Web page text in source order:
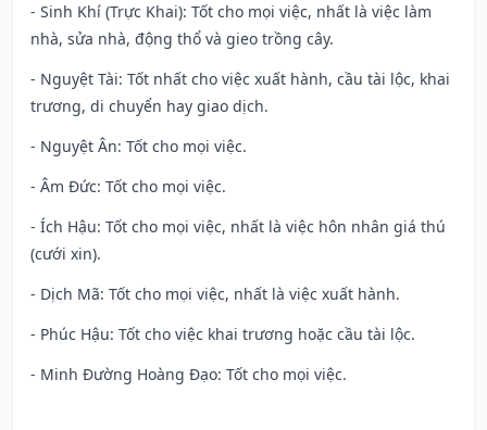
- Sinh Khí (Trực Khai): Tốt cho mọi việc, nhất là việc làm
nhà, sửa nhà, động thổ và gieo trồng cây.
- Nguyệt Tài: Tốt nhất cho việc xuất hành, cầu tài lộc, khai
trương, di chuyển hay giao dịch.
- Nguyệt Ân: Tốt cho mọi việc.
- Âm Đức: Tốt cho mọi việc.
- Ích Hậu: Tốt cho mọi việc, nhất là việc hôn nhân giá thú
(cưới xin).
- Dịch Mã: Tốt cho mọi việc, nhất là việc xuất hành.
- Phúc Hậu: Tốt cho việc khai trương hoặc cầu tài lộc.
- Minh Đường Hoàng Đạo: Tốt cho mọi việc.